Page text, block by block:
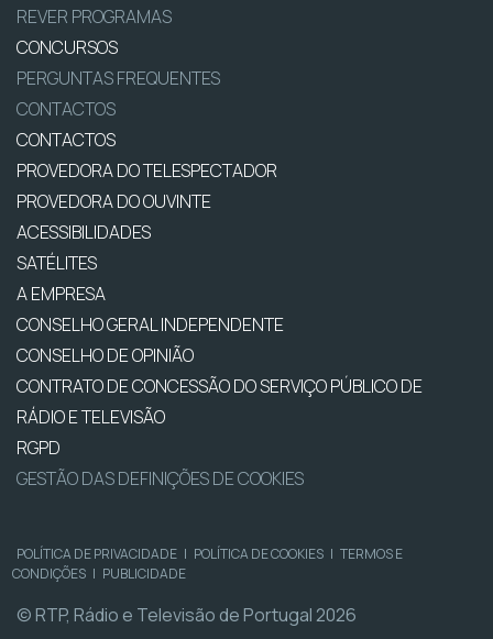
REVER PROGRAMAS
CONCURSOS
PERGUNTAS FREQUENTES
CONTACTOS
CONTACTOS
PROVEDORA DO TELESPECTADOR
PROVEDORA DO OUVINTE
ACESSIBILIDADES
SATÉLITES
A EMPRESA
CONSELHO GERAL INDEPENDENTE
CONSELHO DE OPINIÃO
CONTRATO DE CONCESSÃO DO SERVIÇO PÚBLICO DE
RÁDIO E TELEVISÃO
RGPD
GESTÃO DAS DEFINIÇÕES DE COOKIES
POLÍTICA DE PRIVACIDADE | POLÍTICA DE COOKIES | TERMOS E
CONDIÇÕES | PUBLICIDADE
© RTP, Rádio e Televisão de Portugal 2026